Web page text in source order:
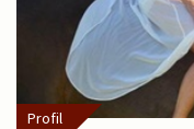
Profil